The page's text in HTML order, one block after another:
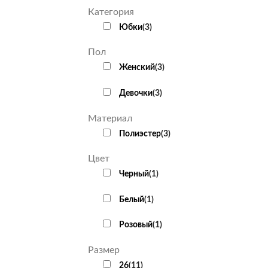
Категория
Юбки(3)
Пол
Женский(3)
Девочки(3)
Материал
Полиэстер(3)
Цвет
Черный(1)
Белый(1)
Розовый(1)
Размер
26(11)